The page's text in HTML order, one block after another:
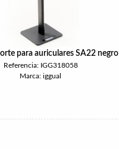
para auriculares SA22 negro
Referencia: IGG318058
Marca: iggual